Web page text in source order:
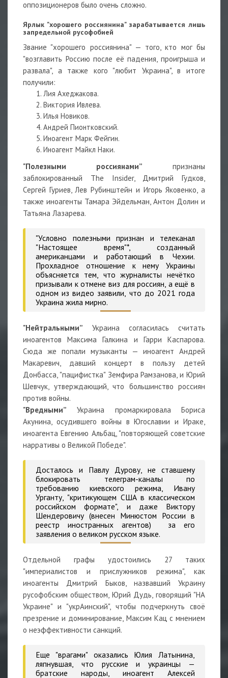
оппозиционеров было очень сложно.
Ярлык "хорошего россиянина" зарабатывается лишь
запредельной русофобией
Звание "хорошего россиянина" — того, кто мог бы
"возглавить Россию после её падения, проигрыша и
развала", а также кого "любит Украина", в итоге
получили:
Лия Ахеджакова.
Виктория Ивлева.
Илья Новиков.
Андрей Пионтковский.
Иноагент Марк Фейгин.
Иноагент Майкл Наки.
"Полезными россиянами”
признаны
заблокированный The Insider, Дмитрий Гудков,
Сергей Гуриев, Лев Рубинштейн и Игорь Яковенко, а
также иноагенты Тамара Эйдельман, Антон Долин и
Татьяна Лазарева.
"Условно полезными признан и телеканал
"Настоящее время"*, созданный
американцами и работающий в Чехии.
Прохладное отношение к нему Украины
объясняется тем, что журналисты нечётко
призывали к отмене виз для россиян, а ещё в
одном из видео заявили, что до 2021 года
Украина жила мирно.
"Нейтральными”
Украина согласилась считать
иноагентов Максима Галкина и Гарри Каспарова.
Сюда же попали музыканты — иноагент Андрей
Макаревич, давший концерт в пользу детей
Донбасса, "пацифистка" Земфира Рамзанова, и Юрий
Шевчук, утверждающий, что большинство россиян
против войны.
"Вредными”
Украина промаркировала Бориса
Акунина, осудившего войны в Югославии и Ираке,
иноагента Евгению Альбац, "повторяющей советские
нарративы о Великой Победе".
Досталось и Павлу Дурову, не ставшему
блокировать телеграм-каналы по
требованию киевского режима, Ивану
Урганту, "критикующем США в классическом
российском формате", и даже Виктору
Шендеровичу (внесен Минюстом России в
реестр иностранных агентов) за его
заявления о великом русском языке.
Отдельной графы удостоились 27 таких
"империалистов и прислужников режима", как
иноагенты Дмитрий Быков, назвавший Украину
русофобским обществом, Юрий Дудь, говорящий "НА
Украине" и "укрАинский", чтобы подчеркнуть своё
презрение и доминирование, Максим Кац с мнением
о неэффективности санкций.
Еще "врагами" оказались Юлия Латынина,
ляпнувшая, что русские и украинцы —
братские народы, иноагент Алексей